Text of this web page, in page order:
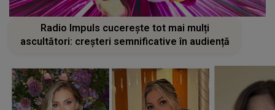
Radio Impuls cucerește tot mai mulți
ascultători: creșteri semnificative în audiență